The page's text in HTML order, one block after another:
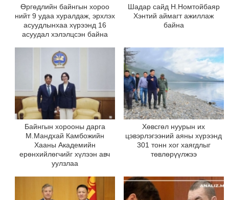
Өргөдлийн байнгын хороо
нийт 9 удаа хуралдаж, эрхлэх
асуудлынхаа хүрээнд 16
асуудал хэлэлцсэн байна
Шадар сайд Н.Номтойбаяр
Хэнтий аймагт ажиллаж
байна
Байнгын хорооны дарга
М.Мандхай Камбожийн
Хааны Академийн
ерөнхийлөгчийг хүлээн авч
уулзлаа
Хөвсгөл нуурын их
цэвэрлэгээний аяны хүрээнд
301 тонн хог хаягдлыг
төвлөрүүлжээ